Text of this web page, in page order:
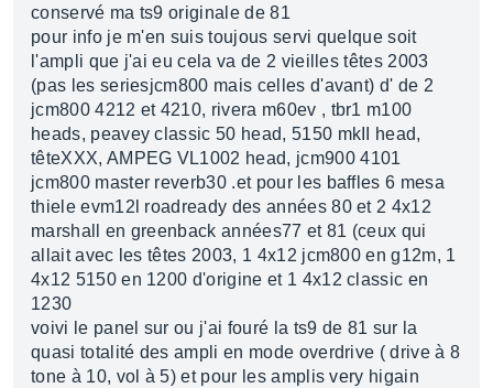
conservé ma ts9 originale de 81
pour info je m'en suis toujous servi quelque soit
l'ampli que j'ai eu cela va de 2 vieilles têtes 2003
(pas les seriesjcm800 mais celles d'avant) d' de 2
jcm800 4212 et 4210, rivera m60ev , tbr1 m100
heads, peavey classic 50 head, 5150 mkII head,
têteXXX, AMPEG VL1002 head, jcm900 4101
jcm800 master reverb30 .et pour les baffles 6 mesa
thiele evm12l roadready des années 80 et 2 4x12
marshall en greenback années77 et 81 (ceux qui
allait avec les têtes 2003, 1 4x12 jcm800 en g12m, 1
4x12 5150 en 1200 d'origine et 1 4x12 classic en
1230
voivi le panel sur ou j'ai fouré la ts9 de 81 sur la
quasi totalité des ampli en mode overdrive ( drive à 8
tone à 10, vol à 5) et pour les amplis very higain